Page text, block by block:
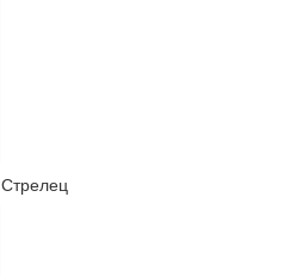
Стрелец